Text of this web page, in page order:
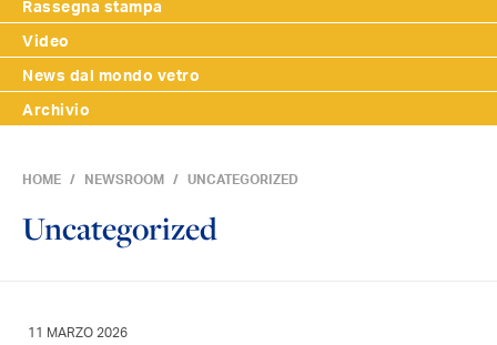
Rassegna stampa
Video
News dal mondo vetro
Archivio
HOME NEWSROOM UNCATEGORIZED
Uncategorized
11 MARZO 2026